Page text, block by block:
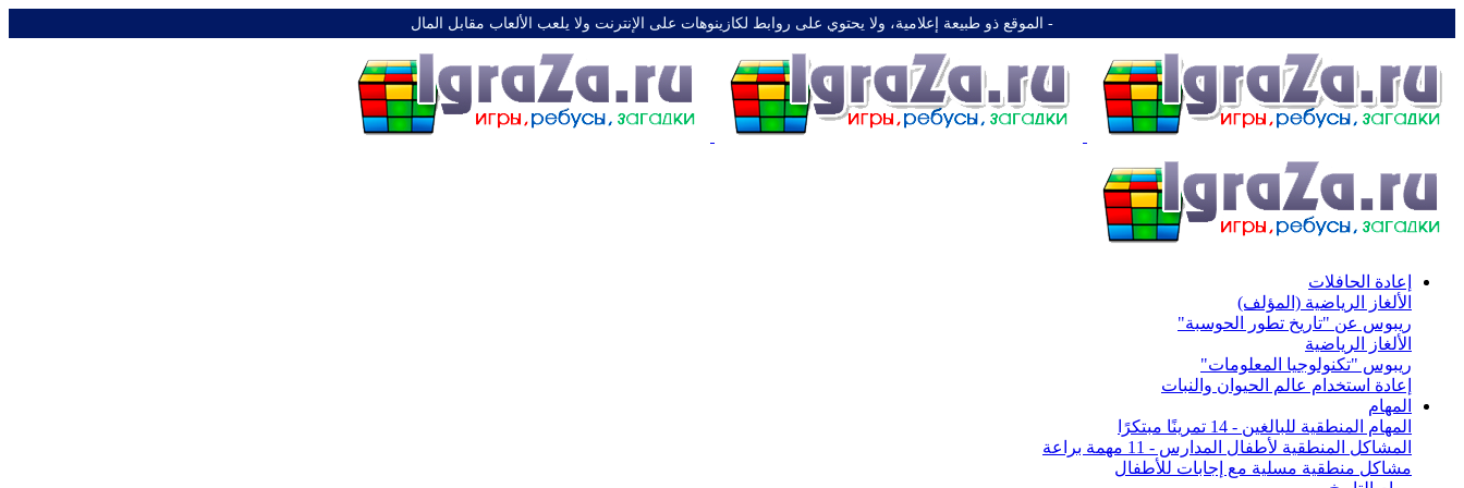
-️ الموقع ذو طبيعة إعلامية، ولا يحتوي على روابط لكازينوهات على الإنترنت ولا يلعب الألعاب مقابل المال
إعادة الحافلات
الألغاز الرياضية (المؤلف)
ريبوس عن "تاريخ تطور الحوسبة"
الألغاز الرياضية
ريبوس "تكنولوجيا المعلومات"
إعادة استخدام عالم الحيوان والنبات
المهام
المهام المنطقية للبالغين - 14 تمرينًا مبتكرًا
المشاكل المنطقية لأطفال المدارس - 11 مهمة براعة
مشاكل منطقية مسلية مع إجابات للأطفال